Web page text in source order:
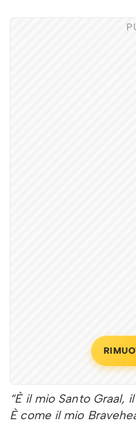
“È il mio Santo Graal,
È come il mio